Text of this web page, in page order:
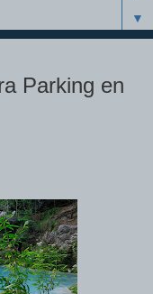
▼
Parking en